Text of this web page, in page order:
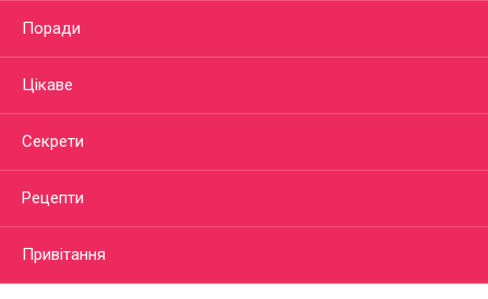
Поради
Цікаве
Секрети
Рецепти
Привітання